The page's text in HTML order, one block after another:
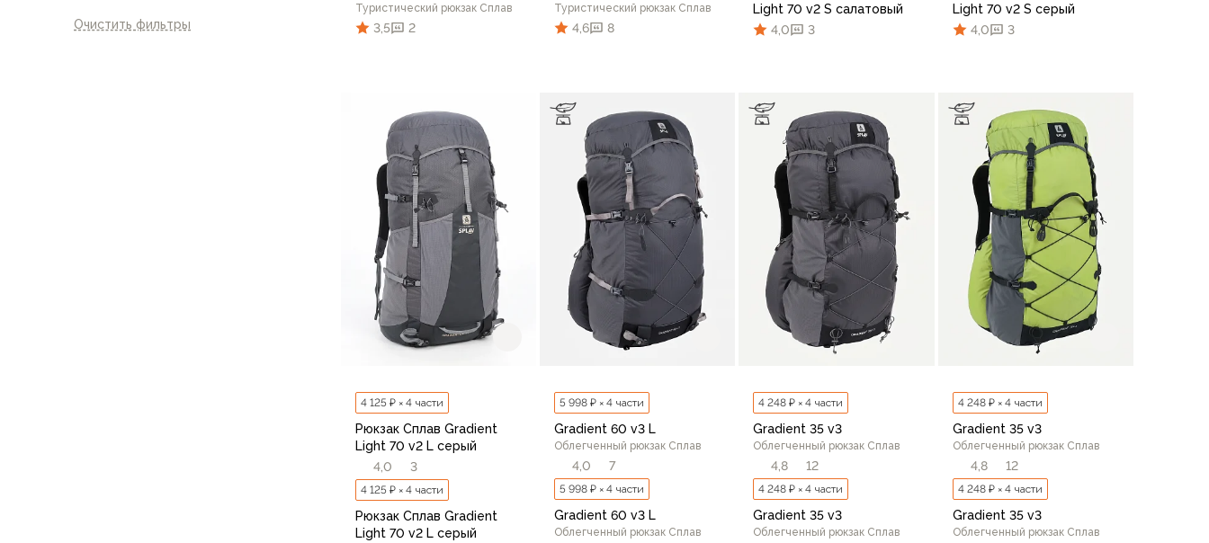
Нижнее белье
Обувь
Очистить фильтры
Туристический рюкзак Сплав
3,5 2
В корзину
Туристический рюкзак Сплав
4,6 8
В корзину
Light 70 v2 S салатовый
4,0
3
В корзину
Light 70 v2 S серый
4,0
3
В корзину
4 125 ₽ × 4 части
Рюкзак Сплав Gradient
Light 70 v2 L серый
4,0
3
4 125 ₽ × 4 части
Рюкзак Сплав Gradient
Light 70 v2 L серый
5 998 ₽ × 4 части
Gradient 60 v3 L
Облегченный рюкзак Сплав
4,0 7
5 998 ₽ × 4 части
Gradient 60 v3 L
Облегченный рюкзак Сплав
4 248 ₽ × 4 части
Gradient 35 v3
Облегченный рюкзак Сплав
4,8 12
4 248 ₽ × 4 части
Gradient 35 v3
Облегченный рюкзак Сплав
4 248 ₽ × 4 части
Gradient 35 v3
Облегченный рюкзак Сплав
4,8 12
4 248 ₽ × 4 части
Gradient 35 v3
Облегченный рюкзак Сплав